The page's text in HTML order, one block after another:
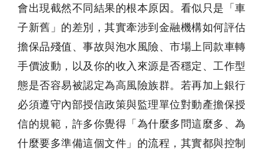
會出現截然不同結果的根本原因。看似只是「車
子新舊」的差別，其實牽涉到金融機構如何評估
擔保品殘值、事故與泡水風險、市場上同款車轉
手價波動，以及你的收入來源是否穩定、工作型
態是否容易被認定為高風險族群。若再加上銀行
必須遵守內部授信政策與監理單位對動產擔保授
信的規範，許多你覺得「為什麼多問這麼多、為
什麼要多準備這個文件」的流程，其實都與控制